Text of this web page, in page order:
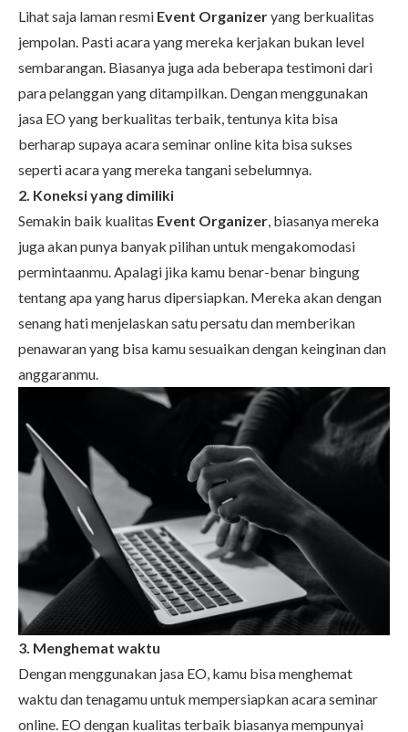
Lihat saja laman resmi Event Organizeryang berkualitas
jempolan. Pasti acara yang mereka kerjakan bukan level
sembarangan. Biasanya juga ada beberapa testimoni dari
para pelanggan yang ditampilkan. Dengan menggunakan
jasa EO yang berkualitas terbaik, tentunya kita bisa
berharap supaya acara seminar online kita bisa sukses
seperti acara yang mereka tangani sebelumnya.
2. Koneksi yang dimiliki
Semakin baik kualitas Event Organizer, biasanya mereka
juga akan punya banyak pilihan untuk mengakomodasi
permintaanmu. Apalagi jika kamu benar-benar bingung
tentang apa yang harus dipersiapkan. Mereka akan dengan
senang hati menjelaskan satu persatu dan memberikan
penawaran yang bisa kamu sesuaikan dengan keinginan dan
anggaranmu.
3. Menghemat waktu
Dengan menggunakan jasa EO, kamu bisa menghemat
waktu dan tenagamu untuk mempersiapkan acara seminar
online. EO dengan kualitas terbaik biasanya mempunyai